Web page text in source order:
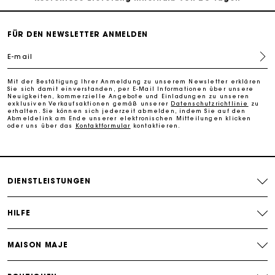
PayPal - Bezahlung nach 30 Tagen
Die Maje-Geschenkkarte: Die beste Möglichkeit, das
perfekte Geschenk zu machen
FÜR DEN NEWSLETTER ANMELDEN
E-mail
Mit der Bestätigung Ihrer Anmeldung zu unserem Newsletter erklären
Sie sich damit einverstanden, per E-Mail Informationen über unsere
Neuigkeiten, kommerzielle Angebote und Einladungen zu unseren
exklusiven Verkaufsaktionen gemäß unserer Datenschutzrichtlinie
zu
erhalten. Sie können sich jederzeit abmelden, indem Sie auf den
Abmeldelink am Ende unserer elektronischen Mitteilungen klicken
oder uns über das
Kontaktformular kontaktieren.
DIENSTLEISTUNGEN
HILFE
MAISON MAJE